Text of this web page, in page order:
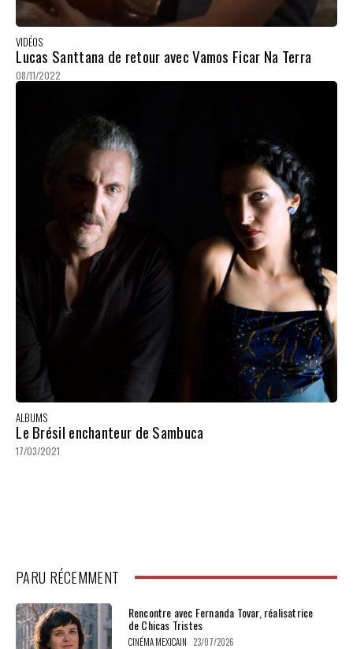
VIDÉOS
Lucas Santtana de retour avec Vamos Ficar Na Terra
08/11/2022
ALBUMS
Le Brésil enchanteur de Sambuca
17/03/2021
PARU RÉCEMMENT
Rencontre avec Fernanda Tovar, réalisatrice
de Chicas Tristes
CINÉMA MEXICAIN 23/07/2026